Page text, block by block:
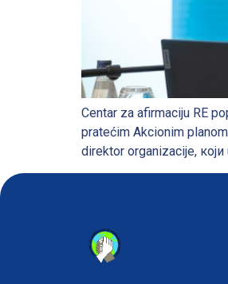
Centar za afirmaciju RE
pratećim Akcionim
direktor organizacije,